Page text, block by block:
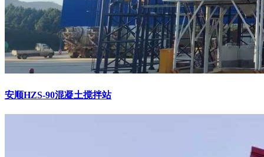
安顺HZS-90混凝土搅拌站